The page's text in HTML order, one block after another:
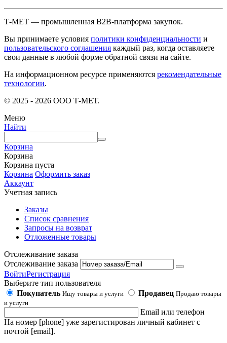
Т-МЕТ — промышленная B2B-платформа закупок.
Вы принимаете условия политики конфиденциальности и
пользовательского соглашения каждый раз, когда оставляете
свои данные в любой форме обратной связи на сайте.
На информационном ресурсе применяются рекомендательные
технологии.
© 2025 - 2026 ООО Т-МЕТ.
Меню
Найти
Корзина
Корзина
Корзина пуста
Корзина Оформить заказ
Аккаунт
Учетная запись
Заказы
Список сравнения
Запросы на возврат
Отложенные товары
Отслеживание заказа
Отслеживание заказа
ВойтиРегистрация
Выберите тип пользователя
Покупатель Ищу товары и услуги Продавец Продаю товары
и услуги
Email или телефон
На номер [phone] уже зарегистирован личный кабинет с
почтой [email].